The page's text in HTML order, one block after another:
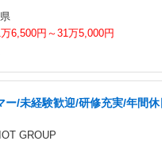
万6,500円～31万5,000円
ー/未経験歓迎/研修充実/年間
GROUP